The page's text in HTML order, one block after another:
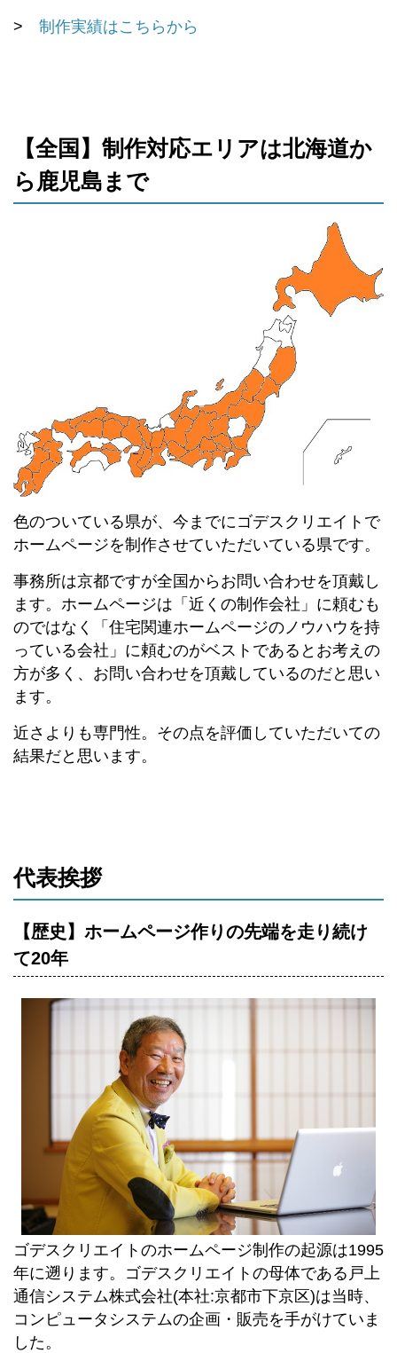
> 制作実績はこちらから
【全国】制作対応エリアは北海道か
ら鹿児島まで
色のついている県が、今までにゴデスクリエイトで
ホームページを制作させていただいている県です。
事務所は京都ですが全国からお問い合わせを頂戴し
ます。ホームページは「近くの制作会社」に頼むも
のではなく「住宅関連ホームページのノウハウを持
っている会社」に頼むのがベストであるとお考えの
方が多く、お問い合わせを頂戴しているのだと思い
ます。
近さよりも専門性。その点を評価していただいての
結果だと思います。
代表挨拶
【歴史】ホームページ作りの先端を走り続け
て20年
ゴデスクリエイトのホームページ制作の起源は1995
年に遡ります。ゴデスクリエイトの母体である戸上
通信システム株式会社(本社:京都市下京区)は当時、
コンピュータシステムの企画・販売を手がけていま
した。